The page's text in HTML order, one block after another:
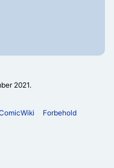
2021.
Forbehold